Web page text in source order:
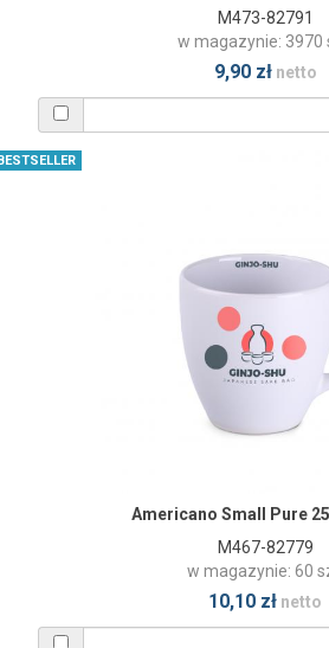
M473-82791
w magazynie: 3970
9,90 złnetto
Americano Small Pure
M467-82779
w magazynie: 60
10,10 zł netto